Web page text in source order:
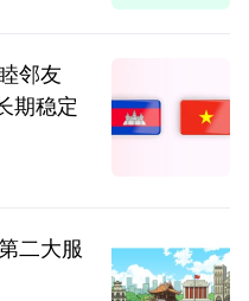
邻友
期稳定
二大服